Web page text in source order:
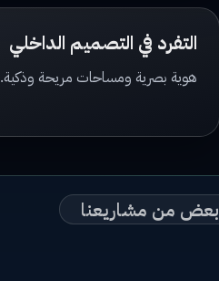
التفرد في التصميم الداخلي
هوية بصرية ومساحات مريحة وذكية.
بعض من مشاريعنا